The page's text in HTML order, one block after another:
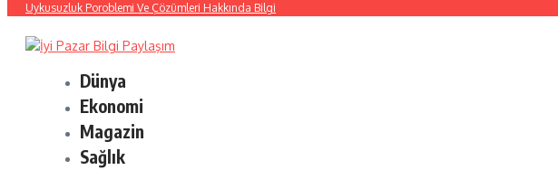
Uykusuzluk Poroblemi Ve Çözümleri Hakkında Bilgi
Dünya
Ekonomi
Magazin
Sağlık